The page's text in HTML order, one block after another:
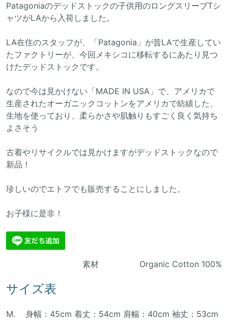
Patagoniaのデッドストックの子供用のロングスリーブTシ
ャツがLAから入荷しました。
LA在住のスタッフが、「Patagonia」が昔LAで生産してい
たファクトリーが、今回メキシコに移転するにあたり見つ
けたデッドストックです。
なので今は見かけない「MADE IN USA」で、アメリカで
生産されたオーガニックコットンをアメリカで紡績した、
生地を使っており、柔らかさや肌触りもすごく良く気持ち
よさそう
古着やリサイクルでは見かけますがデッドストックなので
新品！
珍しいのでエトフでも販売することにしました。
お子様に是非！
素材 Organic Cotton 100%
サイズ表
M. 身幅：45cm 着丈：54cm 肩幅：40cm 袖丈：53cm